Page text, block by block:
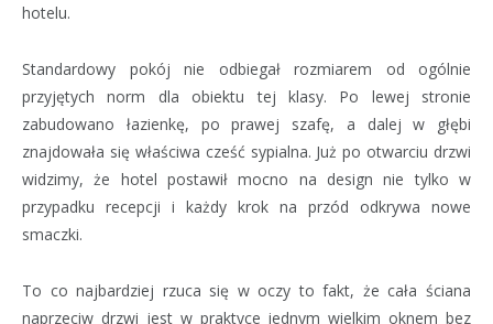
hotelu.
Standardowy pokój nie odbiegał rozmiarem od ogólnie
przyjętych norm dla obiektu tej klasy. Po lewej stronie
zabudowano łazienkę, po prawej szafę, a dalej w głębi
znajdowała się właściwa cześć sypialna. Już po otwarciu drzwi
widzimy, że hotel postawił mocno na design nie tylko w
przypadku recepcji i każdy krok na przód odkrywa nowe
smaczki.
To co najbardziej rzuca się w oczy to fakt, że cała ściana
naprzeciw drzwi jest w praktyce jednym wielkim oknem bez